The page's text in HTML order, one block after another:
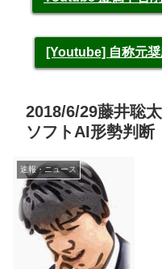
[Youtube] 自称元
2018/6/29藤井聡
ソフトAI形勢判断
速報・ニュース